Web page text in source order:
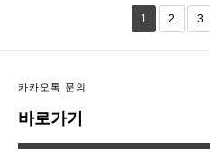
1 2 3
카카오톡 문의
바로가기